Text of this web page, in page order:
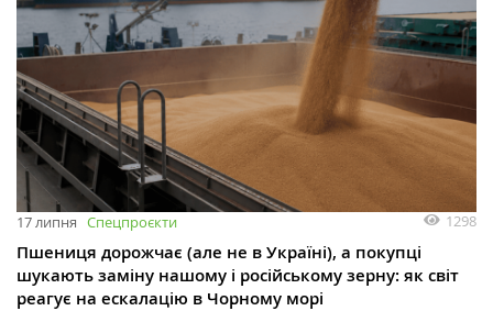
17 липня Спецпроєкти 1298
Пшениця дорожчає (але не в Україні), а покупці
шукають заміну нашому і російському зерну: як світ
реагує на ескалацію в Чорному морі